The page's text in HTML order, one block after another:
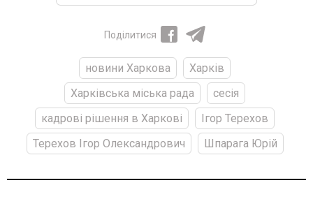
Поділитися
новини Харкова
Харків
Харківська міська рада
сесія
кадрові рішення в Харкові
Ігор Терехов
Терехов Ігор Олександрович
Шпарага Юрій